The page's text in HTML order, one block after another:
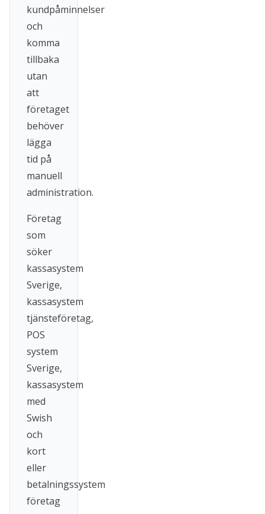
kundpåminnelser
och
komma
tillbaka
utan
att
företaget
behöver
lägga
tid på
manuell
administration.
Företag
som
söker
kassasystem
Sverige,
kassasystem
tjänsteföretag,
POS
system
Sverige,
kassasystem
med
Swish
och
kort
eller
betalningssystem
företag